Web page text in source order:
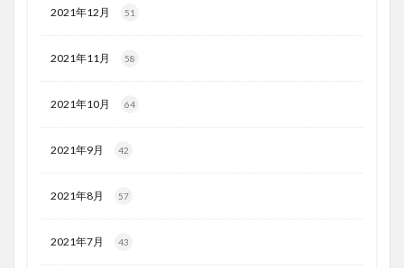
2021年12月 51
2021年11月 58
2021年10月 64
2021年9月 42
2021年8月 57
2021年7月 43